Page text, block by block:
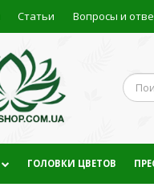
Статьи Вопросы и
ГОЛОВКИ ЦВЕТОВ